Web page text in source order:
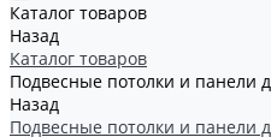
Каталог товаров
Назад
Каталог товаров
Подвесные потолки и панели
Назад
Подвесные потолки и панели